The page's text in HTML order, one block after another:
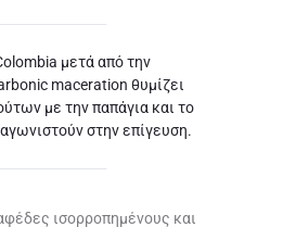
μετά από την
maceration θυμίζει
με την παπάγια και το
στην επίγευση.
ισορροπημένους και